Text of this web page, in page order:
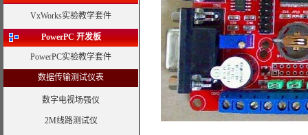
VxWorks实验教学套件
PowerPC 开发板
PowerPC实验教学套件
数据传输测试仪表
数字电视场强仪
2M线路测试仪